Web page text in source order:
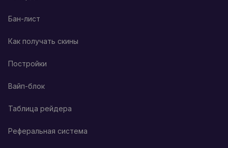
Бан-лист
Как получать скины
Постройки
Вайп-блок
Таблица рейдера
Реферальная система